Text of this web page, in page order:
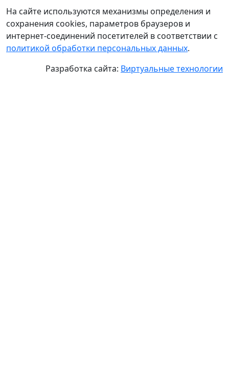
На сайте используются механизмы определения и
сохранения cookies, параметров браузеров и
интернет-соединений посетителей в соответствии с
политикой обработки персональных данных.
Разработка сайта: Виртуальные технологии